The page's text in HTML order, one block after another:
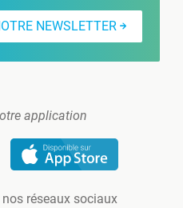
NEWSLETTER
application
réseaux sociaux